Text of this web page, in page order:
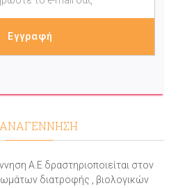
Α.Ε δραστηριοποιείται στον
διατροφής , βιολογικών